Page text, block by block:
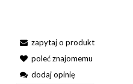
zapytaj o produkt
poleć znajomemu
dodaj opinię